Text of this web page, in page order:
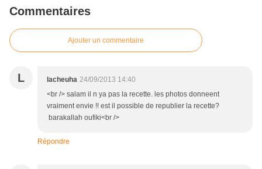
Commentaires
Ajouter un commentaire
L lacheuha 24/09/2013 14:40
<br /> salam il n ya pas la recette. les photos donneent
vraiment envie !! est il possible de republier la recette?
barakallah oufiki<br />
Répondre